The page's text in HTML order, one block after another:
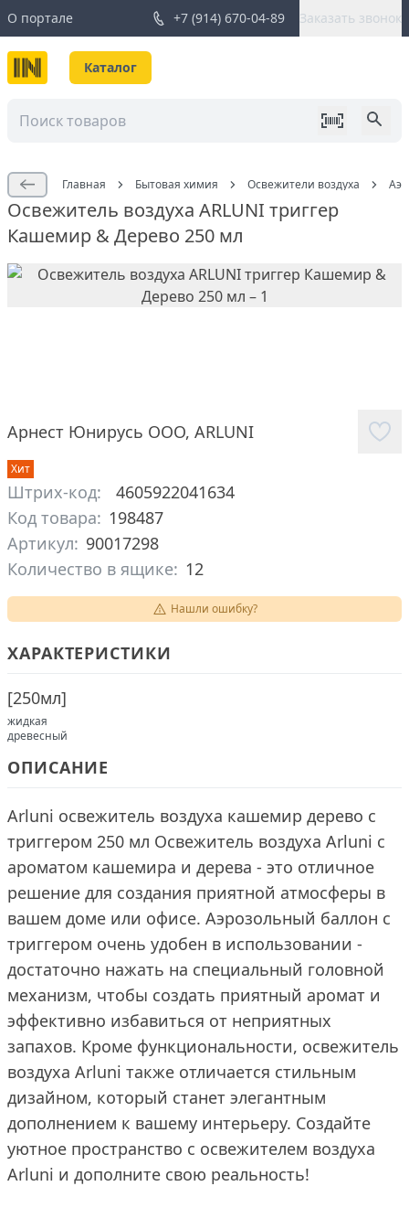
О портале +7 (914) 670-04-89 Заказать звонок
Каталог
Главная Бытовая химия Освежители воздуха
Освежитель воздуха ARLUNI триггер
Кашемир & Дерево 250 мл
Арнест Юнирусь ООО, ARLUNI
Хит
Штрих-код:
4605922041634
Код товара: 198487
Артикул: 90017298
Количество в ящике: 12
Нашли ошибку?
ХАРАКТЕРИСТИКИ
[250мл]
жидкая
древесный
ОПИСАНИЕ
Arluni освежитель воздуха кашемир дерево с
триггером 250 мл Освежитель воздуха Arluni с
ароматом кашемира и дерева - это отличное
решение для создания приятной атмосферы в
вашем доме или офисе. Аэрозольный баллон с
триггером очень удобен в использовании -
достаточно нажать на специальный головной
механизм, чтобы создать приятный аромат и
эффективно избавиться от неприятных
запахов. Кроме функциональности, освежитель
воздуха Arluni также отличается стильным
дизайном, который станет элегантным
дополнением к вашему интерьеру. Создайте
уютное пространство с освежителем воздуха
Arluni и дополните свою реальность!